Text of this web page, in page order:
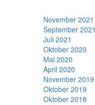
November 2021
September 2021
Juli 2021
Oktober 2020
Mai 2020
April 2020
November 2019
Oktober 2019
Oktober 2018